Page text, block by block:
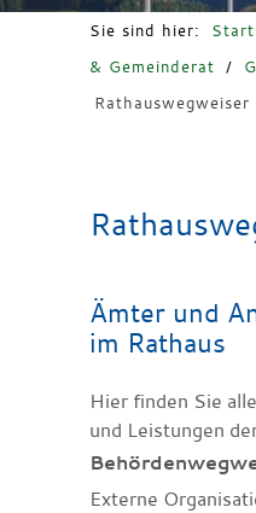
Sie sind hier:
& Gemeinderat
/
Rathauswegweiser
Ämter und
im Rathaus
Hier finden Sie
und Leistungen
Externe